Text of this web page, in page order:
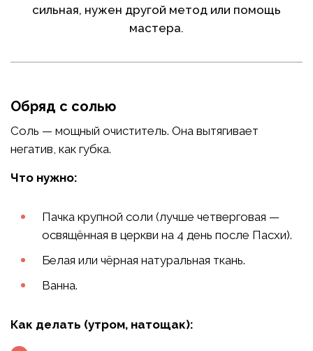
сильная, нужен другой метод или помощь
мастера.
Обряд с солью
Соль — мощный очиститель. Она вытягивает
негатив, как губка.
Что нужно:
Пачка крупной соли (лучше четверговая —
освящённая в церкви на 4 день после Пасхи).
Белая или чёрная натуральная ткань.
Ванна.
Как делать (утром, натощак):